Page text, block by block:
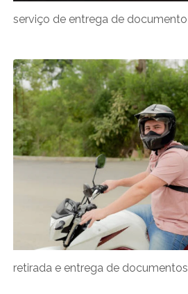
serviço de entrega de documento
retirada e entrega de documentos